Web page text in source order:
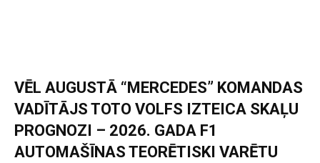
VĒL AUGUSTĀ “MERCEDES” KOMANDAS
VADĪTĀJS TOTO VOLFS IZTEICA SKAĻU
PROGNOZI – 2026. GADA F1
AUTOMAŠĪNAS TEORĒTISKI VARĒTU